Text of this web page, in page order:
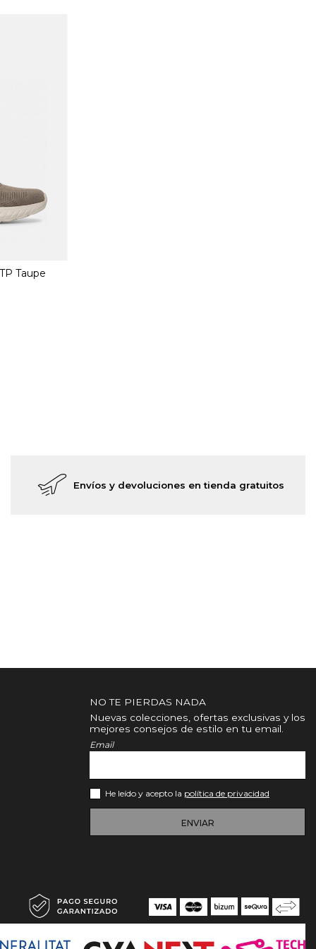
Taupe
Envíos y devoluciones en tienda gratuitos
NO TE PIERDAS NADA
Nuevas colecciones, ofertas exclusivas y los
mejores consejos de estilo en tu email.
Email
He leído y acepto la política de privacidad
ENVIAR